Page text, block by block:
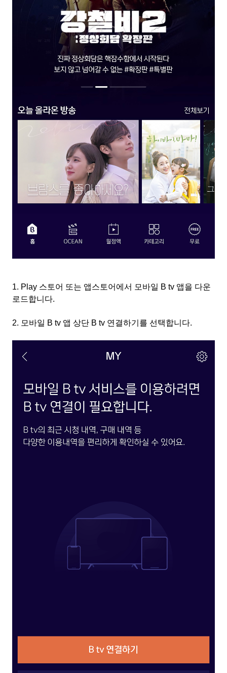
1. Play 스토어 또는 앱스토어에서 모바일 B tv 앱을 다운
로드합니다.
2. 모바일 B tv 앱 상단 B tv 연결하기를 선택합니다.